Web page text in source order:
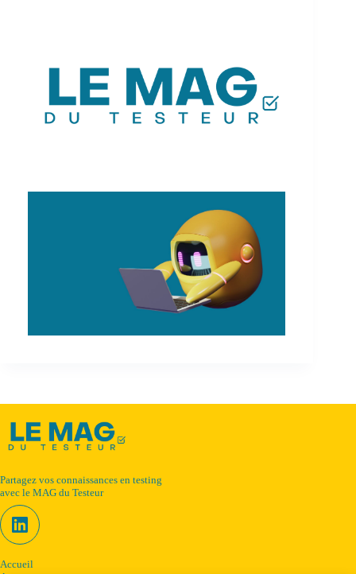
Partagez vos connaissances en testing
avec le MAG du Testeur
Accueil